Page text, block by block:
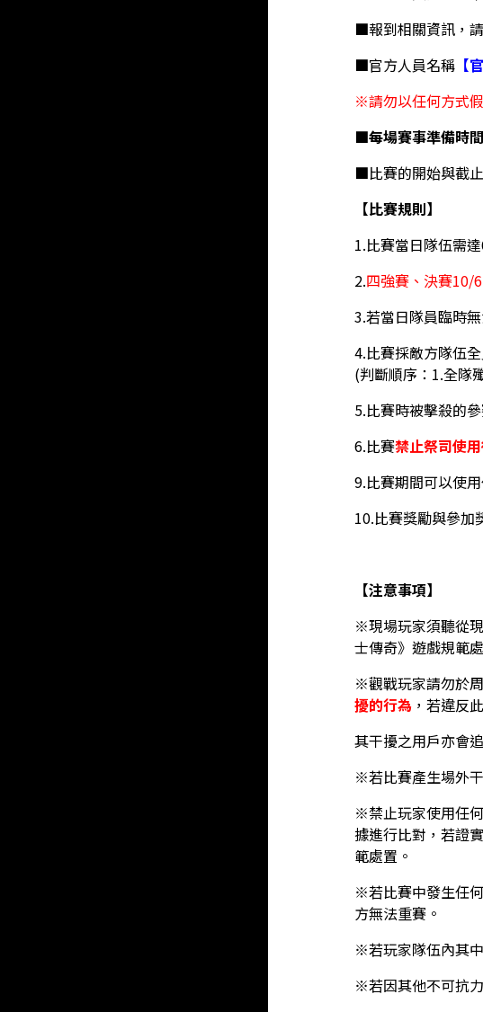
■報到相關資訊，
■官方人員名稱 【
※請勿以任何方式
■每場賽事準備時
■比賽的開始與截
【比賽規則】
1.比賽當日隊伍需
2.四強賽、決賽10/
3.若當日隊員臨時
4.比賽採敵方隊伍
(判斷順序：1.全隊
5.比賽時被擊殺的
6.比賽禁止祭司使
9.比賽期間可以使
10.比賽獎勵與參加
【注意事項】
※現場玩家須聽從
士傳奇》遊戲規範
※觀戰玩家請勿於
擾的行為 ，若違反
其干擾之用戶亦會
※若比賽產生場外
※禁止玩家使用任
據進行比對，若證
範處置。
※若比賽中發生任
方無法重賽。
※若玩家隊伍內其
※若因其他不可抗